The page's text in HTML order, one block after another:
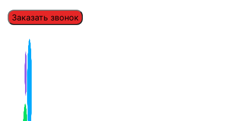
Заказать звонок